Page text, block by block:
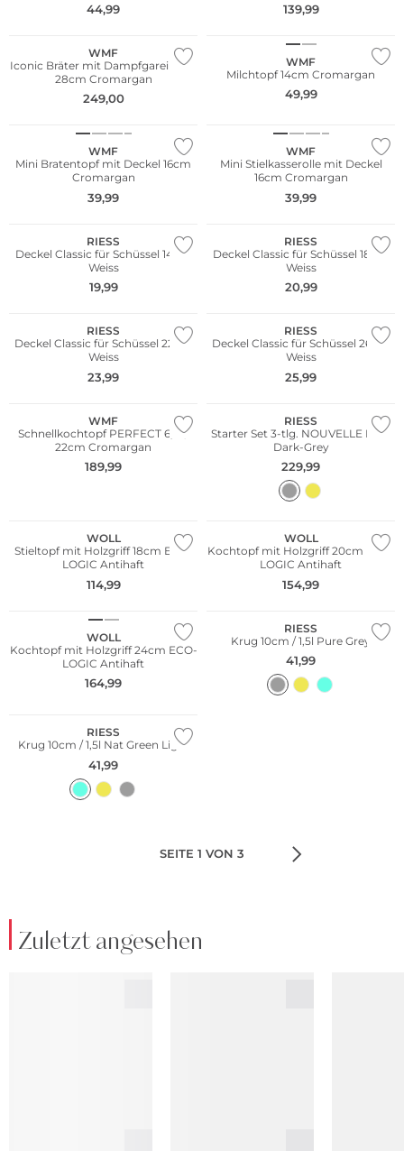
44,99 139,99
WMF
Iconic Bräter mit Dampfgareinsatz
28cm Cromargan
249,00
WMF
Milchtopf 14cm Cromargan
49,99
WMF
Mini Bratentopf mit Deckel 16cm
Cromargan
39,99
WMF
Mini Stielkasserolle mit Deckel
16cm Cromargan
39,99
WE ♡ AUSTRIA
RIESS
Deckel Classic für Schüssel 14cm
Weiss
19,99
WE ♡ AUSTRIA
RIESS
Deckel Classic für Schüssel 18cm
Weiss
20,99
RIESS
Deckel Classic für Schüssel 22cm
Weiss
23,99
RIESS
Deckel Classic für Schüssel 26cm
Weiss
25,99
WMF
Schnellkochtopf PERFECT 6,5l /
22cm Cromargan
189,99
RIESS
Starter Set 3-tlg. NOUVELLE PUR
Dark-Grey
229,99
WOLL
Stieltopf mit Holzgriff 18cm ECO-
LOGIC Antihaft
114,99
WOLL
Kochtopf mit Holzgriff 20cm ECO-
LOGIC Antihaft
154,99
WOLL
Kochtopf mit Holzgriff 24cm ECO-
LOGIC Antihaft
164,99
WE ♡ AUSTRIA
RIESS
Krug 10cm / 1,5l Pure Grey
41,99
RIESS
Krug 10cm / 1,5l Nat Green Light
41,99
SEITE 1 VON 3
Zuletzt angesehen